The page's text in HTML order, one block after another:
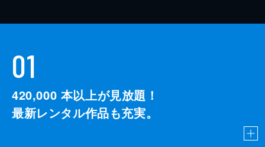
01
420,000 本以上が見放題！
最新レンタル作品も充実。